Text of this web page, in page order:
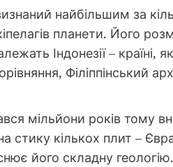
найбільшим за
планети. Його
Індонезії –
Філіппінський
мільйони років тому
стику кількох плит –
його складну